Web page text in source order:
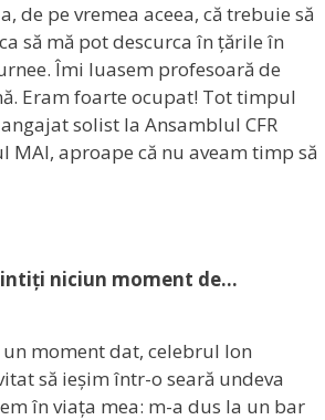
de pe vremea aceea, că trebuie să
să mă pot descurca în țările în
Îmi luasem profesoară de
Eram foarte ocupat! Tot timpul
solist la Ansamblul CFR
MAI, aproape că nu aveam timp să
niciun moment de…
moment dat, celebrul Ion
să ieșim într-o seară undeva
în viața mea: m-a dus la un bar